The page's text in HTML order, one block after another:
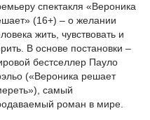
спектакля «Вероника
(16+) – о желании
жить, чувствовать и
В основе постановки –
бестселлер Пауло
(«Вероника решает
самый
роман в мире.